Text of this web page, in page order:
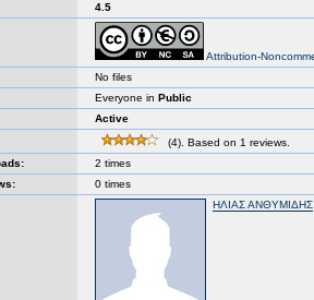
4.5
Attribution-
No files
Everyone in Public
Active
(4). Based on 1 reviews.
2 times
0 times
ΗΛΙΑΣ ΑΝΘΥΜΙΔΗΣ